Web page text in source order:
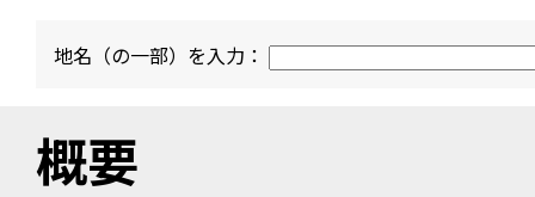
地名（の一部）を入力：
概要